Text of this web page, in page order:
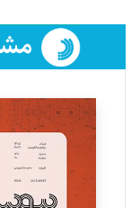
فائزه
تحریریه
سروش
تحریریه